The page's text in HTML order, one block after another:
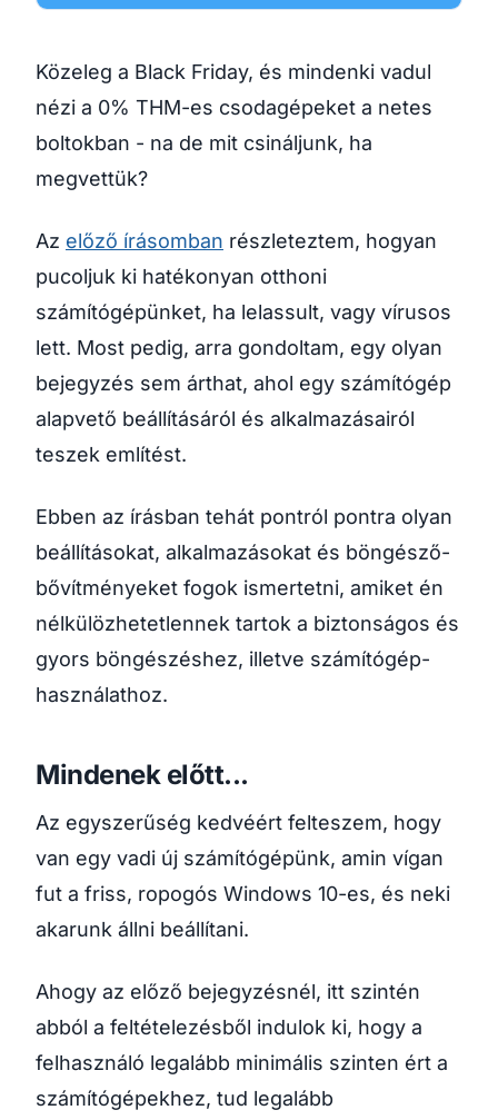
Közeleg a Black Friday, és mindenki vadul
nézi a 0% THM-es csodagépeket a netes
boltokban - na de mit csináljunk, ha
megvettük?
Az előző írásomban részleteztem, hogyan
pucoljuk ki hatékonyan otthoni
számítógépünket, ha lelassult, vagy vírusos
lett. Most pedig, arra gondoltam, egy olyan
bejegyzés sem árthat, ahol egy számítógép
alapvető beállításáról és alkalmazásairól
teszek említést.
Ebben az írásban tehát pontról pontra olyan
beállításokat, alkalmazásokat és böngésző-
bővítményeket fogok ismertetni, amiket én
nélkülözhetetlennek tartok a biztonságos és
gyors böngészéshez, illetve számítógép-
használathoz.
Mindenek előtt...
Az egyszerűség kedvéért felteszem, hogy
van egy vadi új számítógépünk, amin vígan
fut a friss, ropogós Windows 10-es, és neki
akarunk állni beállítani.
Ahogy az előző bejegyzésnél, itt szintén
abból a feltételezésből indulok ki, hogy a
felhasználó legalább minimális szinten ért a
számítógépekhez, tud legalább